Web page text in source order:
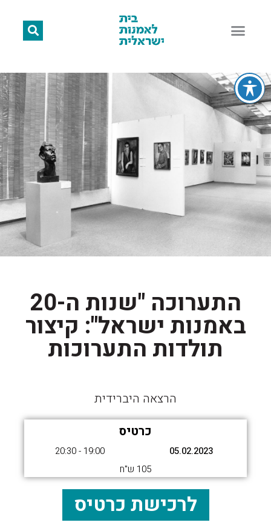
התערוכה "שנות ה-20
באמנות ישראל": קיצור
תולדות התערוכות
הרצאה היברידית
כרטיס
05.02.2023
19:00 - 20:30
105 ש"ח
לרכישת כרטיס